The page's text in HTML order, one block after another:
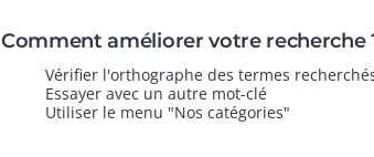
Comment améliorer votre recherche
Vérifier l'orthographe des termes
Essayer avec un autre mot-clé
Utiliser le menu "Nos catégories"